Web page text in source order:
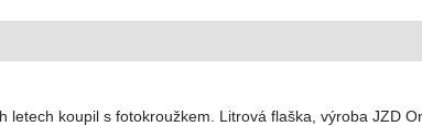
letech koupil s fotokroužkem. Litrová flaška, výroba JZD